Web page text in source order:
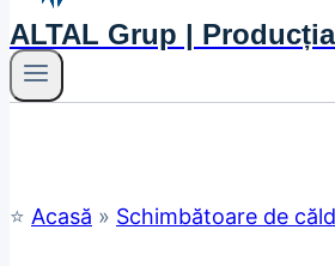
ALTAL Grup |
⭐ Acasă » Schimbătoare de